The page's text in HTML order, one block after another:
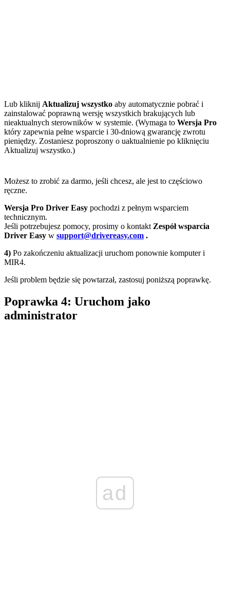
Lub kliknij Aktualizuj wszystko aby automatycznie pobrać i
zainstalować poprawną wersję wszystkich brakujących lub
nieaktualnych sterowników w systemie. (Wymaga to Wersja Pro
który zapewnia pełne wsparcie i 30-dniową gwarancję zwrotu
pieniędzy. Zostaniesz poproszony o uaktualnienie po kliknięciu
Aktualizuj wszystko.)
Możesz to zrobić za darmo, jeśli chcesz, ale jest to częściowo
ręczne.
Wersja Pro Driver Easy pochodzi z pełnym wsparciem
technicznym.
Jeśli potrzebujesz pomocy, prosimy o kontakt Zespół wsparcia
Driver Easy w support@drivereasy.com .
4) Po zakończeniu aktualizacji uruchom ponownie komputer i
MIR4.
Jeśli problem będzie się powtarzał, zastosuj poniższą poprawkę.
Poprawka 4: Uruchom jako
administrator
ad